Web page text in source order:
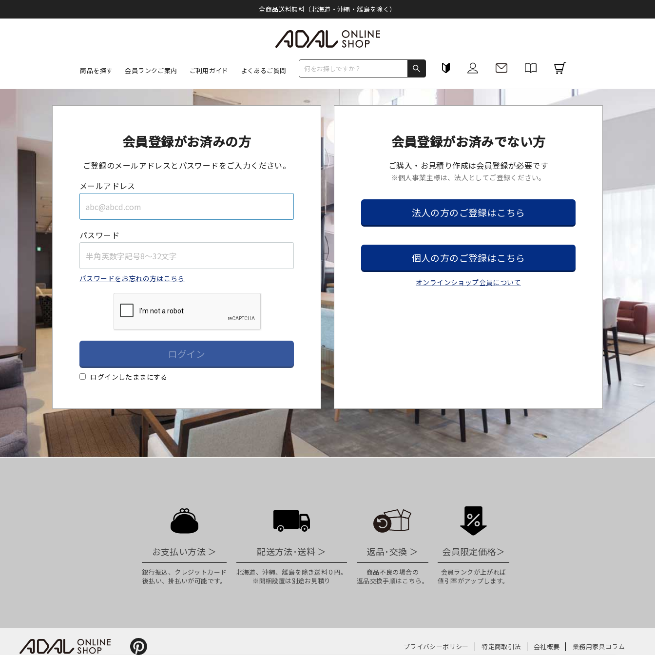
全商品送料無料（北海道・沖縄・離島を除く）
商品を探す 会員ランクご案内 ご利用ガイド よくあるご質問
会員登録がお済みの方
ご登録のメールアドレスとパスワードをご入力ください。
メールアドレス
パスワード
パスワードをお忘れの方はこちら
ログイン
ログインしたままにする
会員登録がお済みでない方
ご購入・お見積り作成は会員登録が必要です
※個人事業主様は、法人としてご登録ください。
法人の方のご登録はこちら
個人の方のご登録はこちら
オンラインショップ会員について
お支払い方法 ＞
銀行振込、クレジットカード
後払い、掛払いが可能です。
配送方法･送料 ＞
北海道、沖縄、離島を除き送料０円。
※開梱設置は別途お見積り
返品･交換 ＞
商品不良の場合の
返品交換手順はこちら。
会員限定価格＞
会員ランクが上がれば
値引率がアップします。
プライバシーポリシー 特定商取引法 会社概要 業務用家具コラム